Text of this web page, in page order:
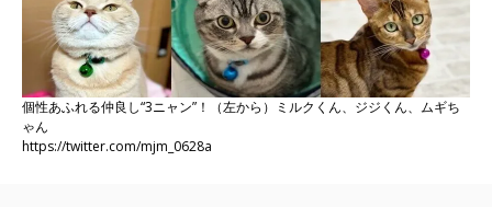
個性あふれる仲良し“3ニャン”！（左から）ミルクくん、ジジくん、ムギち
ゃん
https://twitter.com/mjm_0628a